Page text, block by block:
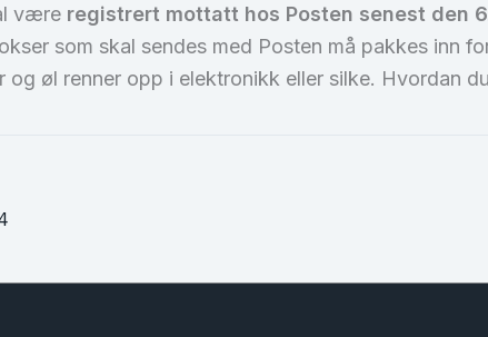
være registrert mottatt hos Posten senest den
som skal sendes med Posten må pakkes inn
og øl renner opp i elektronikk eller silke. Hvordan